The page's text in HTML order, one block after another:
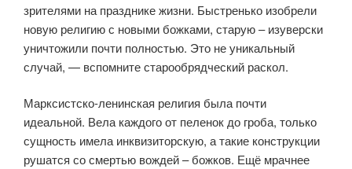
зрителями на празднике жизни. Быстренько изобрели
новую религию с новыми божками, старую – изуверски
уничтожили почти полностью. Это не уникальный
случай, — вспомните старообрядческий раскол.
Марксистско-ленинская религия была почти
идеальной. Вела каждого от пеленок до гроба, только
сущность имела инквизиторскую, а такие конструкции
рушатся со смертью вождей – божков. Ещё мрачнее